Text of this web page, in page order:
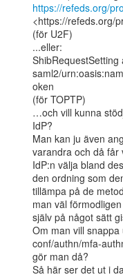
https://refeds.org/
<https://refeds.org/
(för U2F)
...eller:
saml2/
oken
(för TOPTP)
…och vill kunna
IdP?
Man kan ju även
varandra och då får
IdP:n välja bland
den ordning som
tillämpa på de
man väl
själv på något sätt
Om man vill
conf/authn/mfa-
gör man då?
Så här ser det ut i